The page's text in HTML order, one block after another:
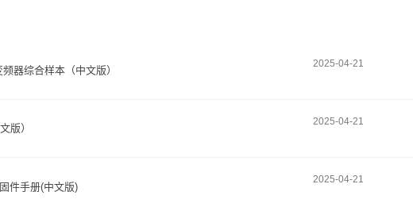
器综合样本（中文版）
2025-04-21
版）
2025-04-21
件手册(中文版)
2025-04-21